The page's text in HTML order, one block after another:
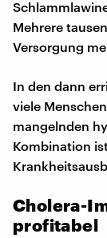
Mehrere
Versorgung
In den dann
viele
mangelnden
Kombination
Cholera-
profitabel